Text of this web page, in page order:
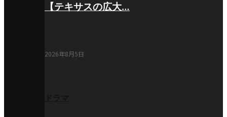
【テキサスの広大…
2026年8月5日